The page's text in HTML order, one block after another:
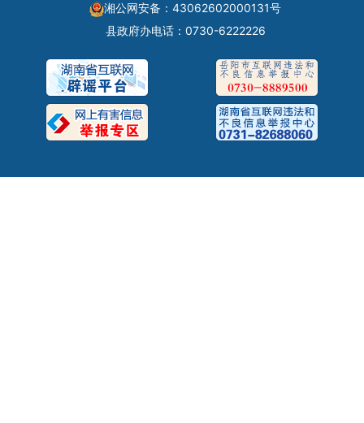
湘公网安备：43062602000131号
县政府办电话：0730-6222226